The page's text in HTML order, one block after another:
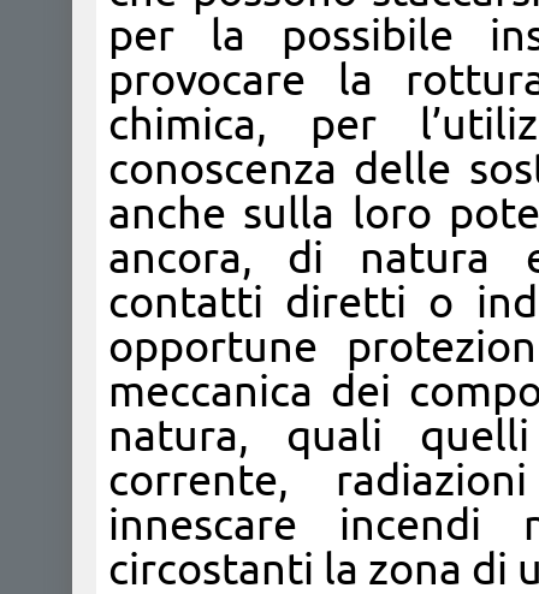
per la possibile
provocare la
chimica, per
conoscenza delle
anche sulla loro
ancora, di natura
contatti diretti o
opportune
meccanica dei
natura, quali
corrente,
innescare
circostanti la zona di